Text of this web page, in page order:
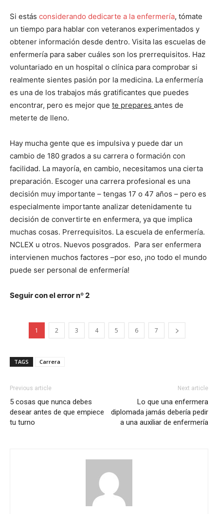
I WANT IN
I've read and accept the
Si estás considerando dedicarte a la enfermería, tómate
un tiempo para hablar con veteranos experimentados y
obtener información desde dentro. Visita las escuelas de
enfermería para saber cuáles son los prerrequisitos. Haz
voluntariado en un hospital o clínica para comprobar si
realmente sientes pasión por la medicina. La enfermería
es una de los trabajos más gratificantes que puedes
encontrar, pero es mejor que te prepares antes de
meterte de lleno.
Hay mucha gente que es impulsiva y puede dar un
cambio de 180 grados a su carrera o formación con
facilidad. La mayoría, en cambio, necesitamos una cierta
preparación. Escoger una carrera profesional es una
decisión muy importante – tengas 17 o 47 años – pero es
especialmente importante analizar detenidamente tu
decisión de convertirte en enfermera, ya que implica
muchas cosas. Prerrequisitos. La escuela de enfermería.
NCLEX u otros. Nuevos posgrados. Para ser enfermera
intervienen muchos factores –por eso, ¡no todo el mundo
puede ser personal de enfermería!
Seguir con el error nº 2
1 2 3 4 5 6 7
TAGS Carrera
Previous article
5 cosas que nunca debes
desear antes de que empiece
tu turno
Next article
Lo que una enfermera
diplomada jamás debería pedir
a una auxiliar de enfermería